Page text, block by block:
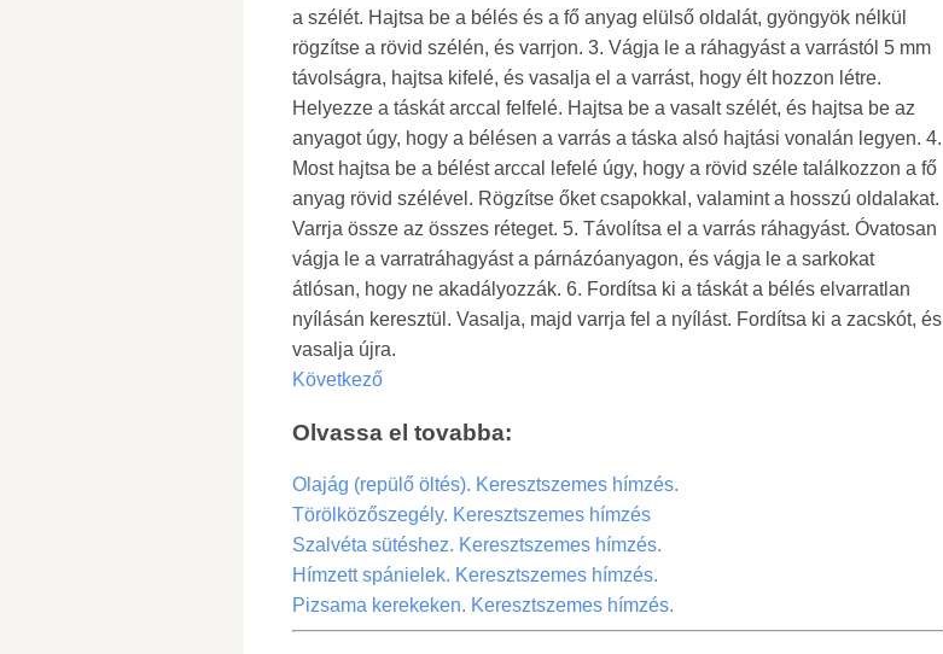
a szélét. Hajtsa be a bélés és a fő anyag elülső oldalát, gyöngyök nélkül
rögzítse a rövid szélén, és varrjon. 3. Vágja le a ráhagyást a varrástól 5 mm
távolságra, hajtsa kifelé, és vasalja el a varrást, hogy élt hozzon létre.
Helyezze a táskát arccal felfelé. Hajtsa be a vasalt szélét, és hajtsa be az
anyagot úgy, hogy a bélésen a varrás a táska alsó hajtási vonalán legyen. 4.
Most hajtsa be a bélést arccal lefelé úgy, hogy a rövid széle találkozzon a fő
anyag rövid szélével. Rögzítse őket csapokkal, valamint a hosszú oldalakat.
Varrja össze az összes réteget. 5. Távolítsa el a varrás ráhagyást. Óvatosan
vágja le a varratráhagyást a párnázóanyagon, és vágja le a sarkokat
átlósan, hogy ne akadályozzák. 6. Fordítsa ki a táskát a bélés elvarratlan
nyílásán keresztül. Vasalja, majd varrja fel a nyílást. Fordítsa ki a zacskót, és
vasalja újra.
Következő
Olvassa el tovabba:
Olajág (repülő öltés). Keresztszemes hímzés.
Törölközőszegély. Keresztszemes hímzés
Szalvéta sütéshez. Keresztszemes hímzés.
Hímzett spánielek. Keresztszemes hímzés.
Pizsama kerekeken. Keresztszemes hímzés.